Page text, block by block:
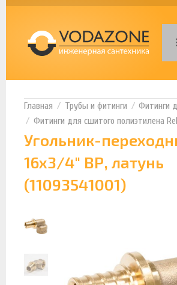
Трубы и фитинги
Фитинги
Фитинги для сшитого полиэтилена
Угольник-
16x3/4" ВР, латунь
(11093541001)